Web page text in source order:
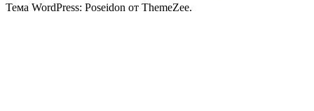
Тема WordPress: Poseidon от ThemeZee.